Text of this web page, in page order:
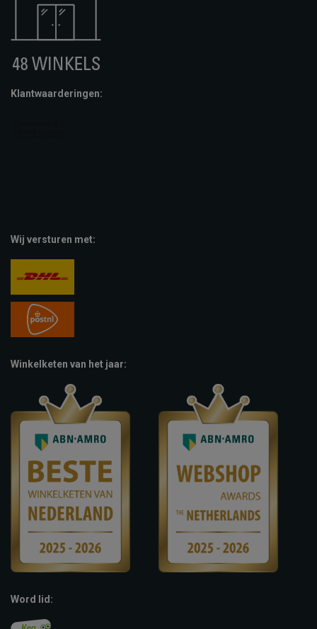
Klantwaarderingen:
Wij versturen met:
Winkelketen van het jaar:
Word lid: